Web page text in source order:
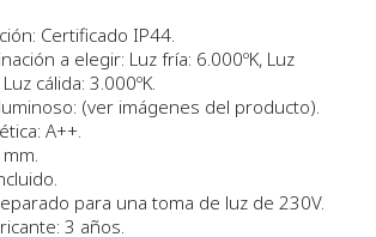
Certificado IP44.
a elegir: Luz fría: 6.000ºK, Luz
cálida: 3.000ºK.
(ver imágenes del producto).
A++.
para una toma de luz de 230V.
3 años.